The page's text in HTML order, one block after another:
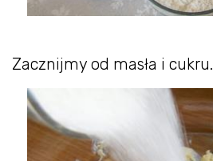
Zacznijmy od masła i cukru.